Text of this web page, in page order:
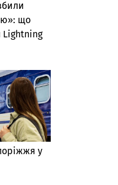
що
Lightning
у